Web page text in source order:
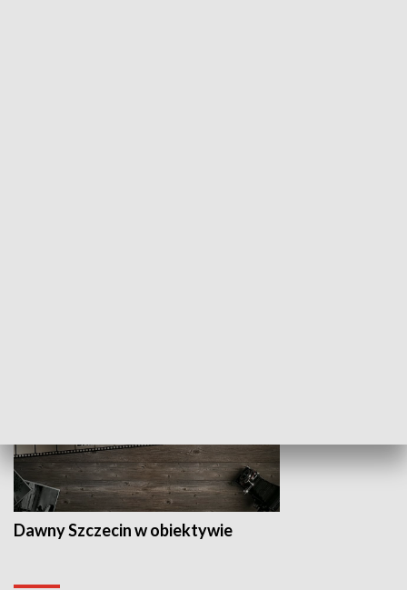
Dawny Szczecin w obiektywie